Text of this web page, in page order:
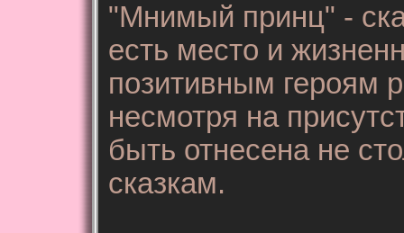
"Мнимый принц" -
есть место и
позитивным героям
несмотря на
быть отнесена не
сказкам.